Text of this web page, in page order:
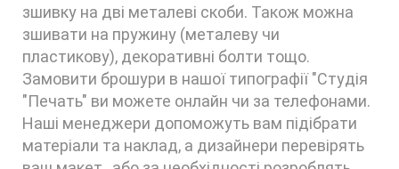
зшивку на дві металеві скоби. Також можна
зшивати на пружину (металеву чи
пластикову), декоративні болти тощо.
Замовити брошури в нашої типографії "Студія
"Печать" ви можете онлайн чи за телефонами.
Наші менеджери допоможуть вам підібрати
матеріали та наклад, а дизайнери перевірять